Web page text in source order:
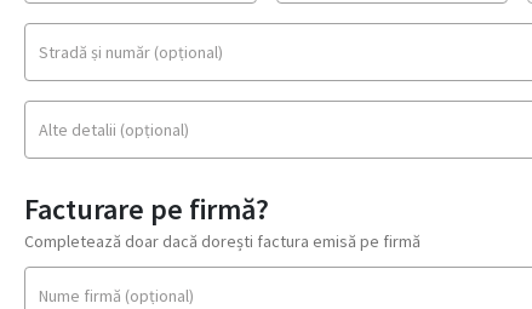
Stradă și număr (opțional)
Alte detalii (opțional)
Facturare pe firmă?
Completează doar dacă dorești factura emisă pe firmă
Nume firmă (opțional)